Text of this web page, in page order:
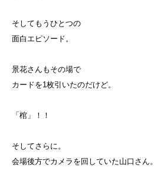
そしてもうひとつの
面白エピソード。
景花さんもその場で
カードを1枚引いたのだけど。
「棺」！！
そしてさらに。
会場後方でカメラを回していた山口さん。